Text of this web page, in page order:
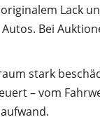
Lack
Bei
stark
– vom